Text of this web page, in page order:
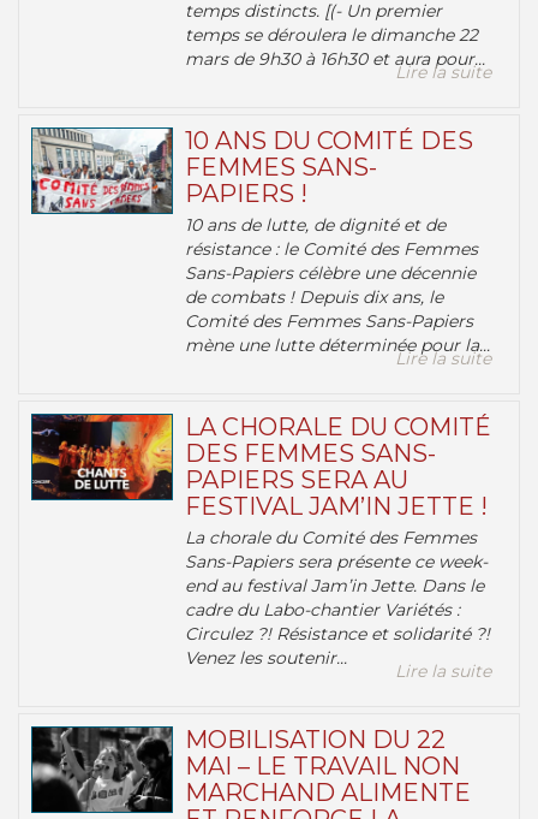
temps distincts. [(- Un premier
temps se déroulera le dimanche 22
mars de 9h30 à 16h30 et aura pour...
Lire la suite
10 ANS DU COMITÉ DES
FEMMES SANS-
PAPIERS !
10 ans de lutte, de dignité et de
résistance : le Comité des Femmes
Sans-Papiers célèbre une décennie
de combats ! Depuis dix ans, le
Comité des Femmes Sans-Papiers
mène une lutte déterminée pour la...
Lire la suite
LA CHORALE DU COMITÉ
DES FEMMES SANS-
PAPIERS SERA AU
FESTIVAL JAM’IN JETTE !
La chorale du Comité des Femmes
Sans-Papiers sera présente ce week-
end au festival Jam’in Jette. Dans le
cadre du Labo-chantier Variétés :
Circulez ?! Résistance et solidarité ?!
Venez les soutenir...
Lire la suite
MOBILISATION DU 22
MAI – LE TRAVAIL NON
MARCHAND ALIMENTE